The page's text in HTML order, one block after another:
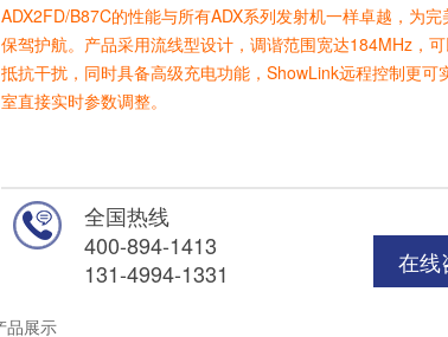
ADX2FD/B87C的性能与所有ADX系列发射机一样卓越，为完
保驾护航。产品采用流线型设计，调谐范围宽达184MHz，
抵抗干扰，同时具备高级充电功能，ShowLink远程控制更可
室直接实时参数调整。
在线
全国热线
400-894-1413
131-4994-1331
品展示